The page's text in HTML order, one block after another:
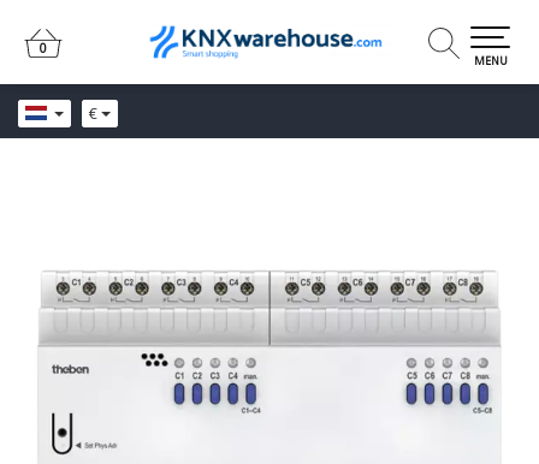
€
0
0
MENU